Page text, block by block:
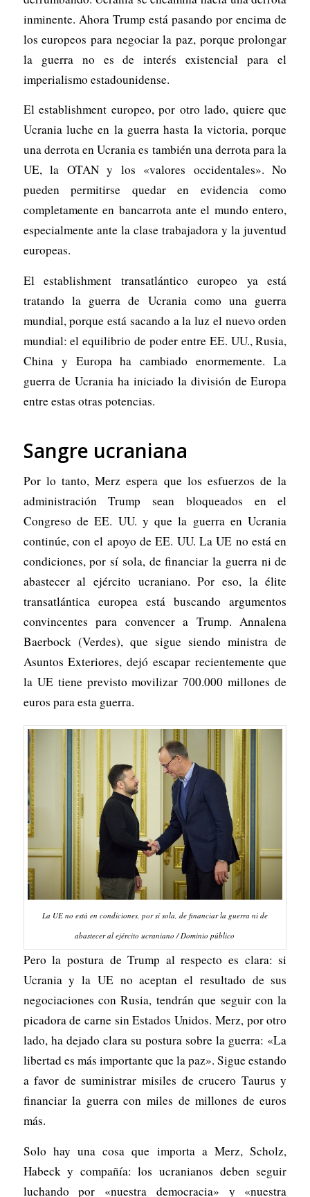
inminente. Ahora Trump está pasando por encima de
los europeos para negociar la paz, porque prolongar
la guerra no es de interés existencial para el
imperialismo estadounidense.
El establishment europeo, por otro lado, quiere que
Ucrania luche en la guerra hasta la victoria, porque
una derrota en Ucrania es también una derrota para la
UE, la OTAN y los «valores occidentales». No
pueden permitirse quedar en evidencia como
completamente en bancarrota ante el mundo entero,
especialmente ante la clase trabajadora y la juventud
europeas.
El establishment transatlántico europeo ya está
tratando la guerra de Ucrania como una guerra
mundial, porque está sacando a la luz el nuevo orden
mundial: el equilibrio de poder entre EE. UU., Rusia,
China y Europa ha cambiado enormemente. La
guerra de Ucrania ha iniciado la división de Europa
entre estas otras potencias.
Sangre ucraniana
Por lo tanto, Merz espera que los esfuerzos de la
administración Trump sean bloqueados en el
Congreso de EE. UU. y que la guerra en Ucrania
continúe, con el apoyo de EE. UU. La UE no está en
condiciones, por sí sola, de financiar la guerra ni de
abastecer al ejército ucraniano. Por eso, la élite
transatlántica europea está buscando argumentos
convincentes para convencer a Trump. Annalena
Baerbock (Verdes), que sigue siendo ministra de
Asuntos Exteriores, dejó escapar recientemente que
la UE tiene previsto movilizar 700.000 millones de
euros para esta guerra.
La UE no está en condiciones, por sí sola, de financiar la guerra ni de
abastecer al ejército ucraniano / Dominio público
Pero la postura de Trump al respecto es clara: si
Ucrania y la UE no aceptan el resultado de sus
negociaciones con Rusia, tendrán que seguir con la
picadora de carne sin Estados Unidos. Merz, por otro
lado, ha dejado clara su postura sobre la guerra: «La
libertad es más importante que la paz». Sigue estando
a favor de suministrar misiles de crucero Taurus y
financiar la guerra con miles de millones de euros
más.
Solo hay una cosa que importa a Merz, Scholz,
Habeck y compañía: los ucranianos deben seguir
luchando por «nuestra democracia» y «nuestra